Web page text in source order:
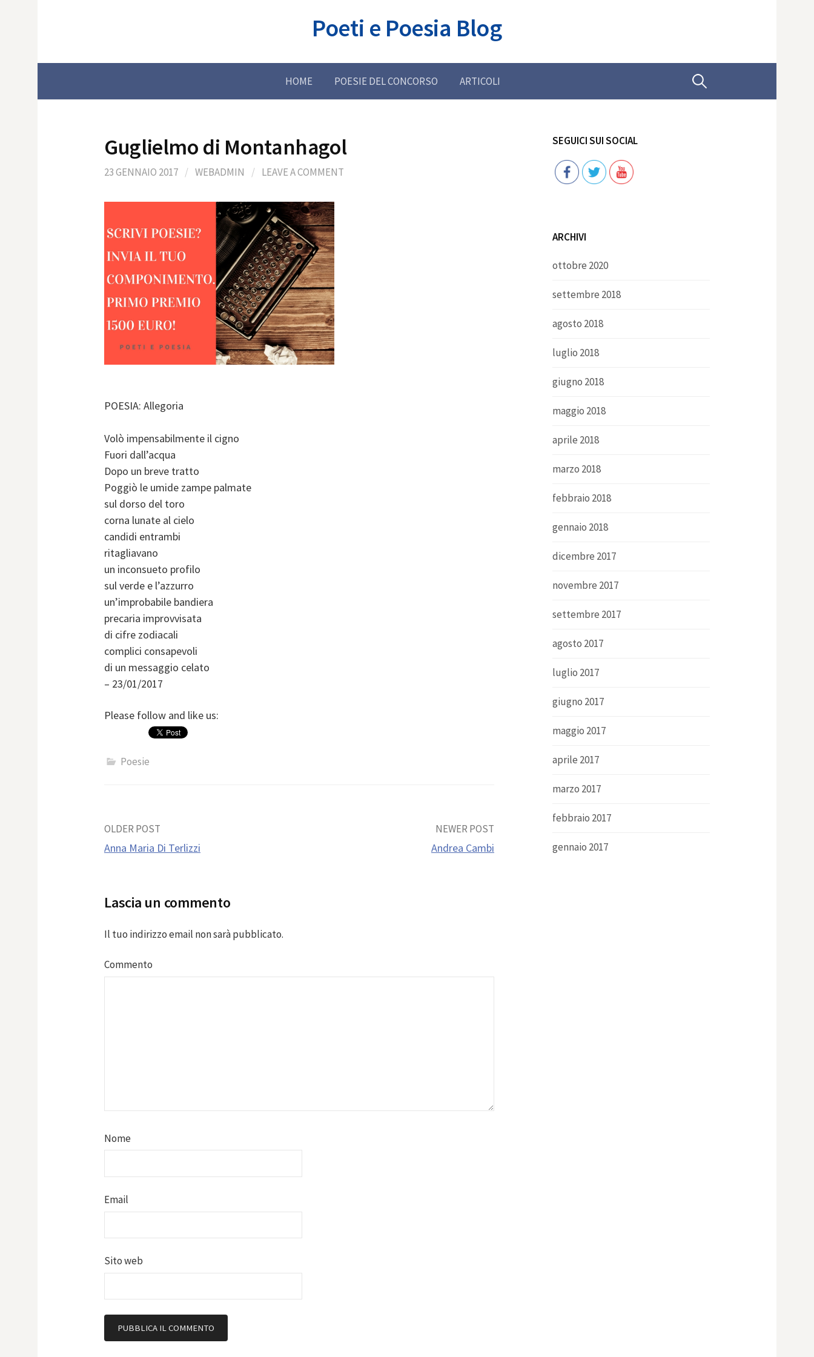
Poeti e Poesia Blog
HOME POESIE DEL CONCORSO ARTICOLI Ricerca
Guglielmo di Montanhagol
23 GENNAIO 2017 / WEBADMIN / LEAVE A COMMENT
POESIA: Allegoria
Volò impensabilmente il cigno
Fuori dall’acqua
Dopo un breve tratto
Poggiò le umide zampe palmate
sul dorso del toro
corna lunate al cielo
candidi entrambi
ritagliavano
un inconsueto profilo
sul verde e l’azzurro
un’improbabile bandiera
precaria improvvisata
di cifre zodiacali
complici consapevoli
di un messaggio celato
– 23/01/2017
Please follow and like us:
Poesie
Post
OLDER POST
Anna Maria Di Terlizzi
NEWER POST
Andrea Cambi
Lascia un commento
Il tuo indirizzo email non sarà pubblicato.
Commento
Nome
Email
Sito web
SEGUICI SUI SOCIAL
Follow
ARCHIVI
ottobre 2020
settembre 2018
agosto 2018
luglio 2018
giugno 2018
maggio 2018
aprile 2018
marzo 2018
febbraio 2018
gennaio 2018
dicembre 2017
novembre 2017
settembre 2017
agosto 2017
luglio 2017
giugno 2017
maggio 2017
aprile 2017
marzo 2017
febbraio 2017
gennaio 2017